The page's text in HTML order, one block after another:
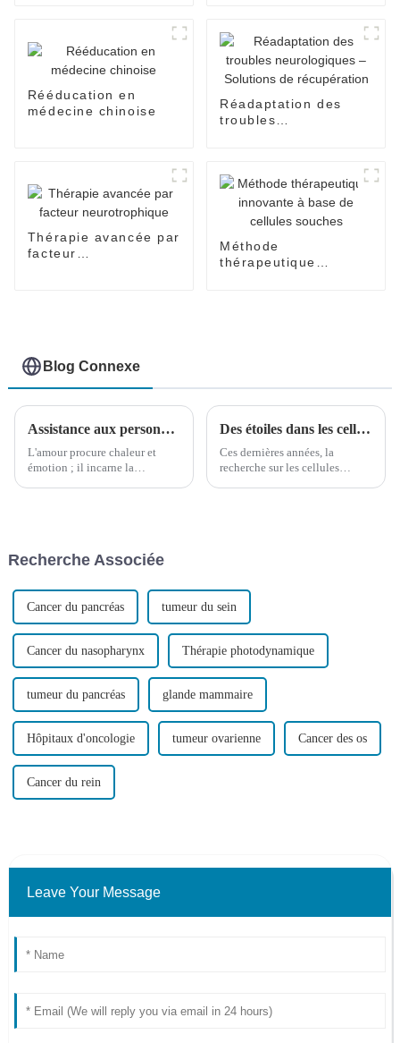
Rééducation en
médecine chinoise
Réadaptation des
troubles
Thérapie avancée par
facteur
Méthode
thérapeutique
Blog Connexe
Assistance aux personnes atteintes de paralysie cérébrale | Le projet national d'aide sociale « Nouvel Espoir » vient en aide à une jeune fille atteinte de paralysie cérébrale au Xinjiang.
L'amour procure chaleur et
émotion ; il incarne la
Des étoiles dans les cellules souches ! Recherche clinique et application des cellules souches mésenchymateuses du cordon ombilical
Ces dernières années, la
recherche sur les cellules
Recherche Associée
Cancer du pancréas tumeur du sein
Cancer du nasopharynx Thérapie photodynamique
tumeur du pancréas glande mammaire
Hôpitaux d'oncologie tumeur ovarienne Cancer des os
Cancer du rein
Leave Your Message